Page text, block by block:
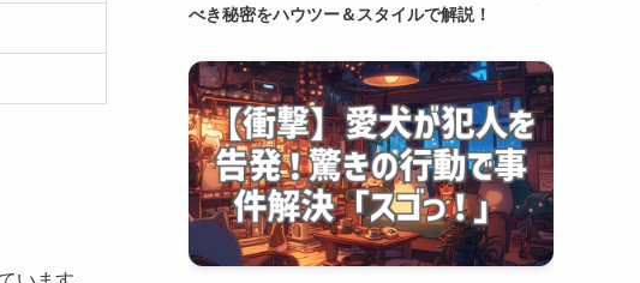
べき秘密をハウツー＆スタイルで解説！